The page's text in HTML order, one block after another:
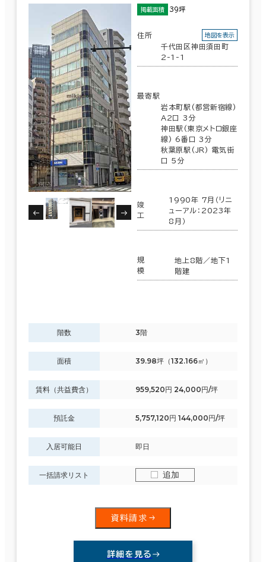
掲載面積 39坪
住所
千代田区神田須田町
2-1-1
地図を表示
最寄駅
岩本町駅(都営新宿線)
A2口 3分
神田駅(東京メトロ銀座
線) 6番口 3分
秋葉原駅(JR) 電気街
口 5分
竣
工
1990年 7月（リニ
ューアル：2023年
8月）
規
模
地上8階／地下1
階建
階数 3階
面積 39.98坪（132.166㎡）
賃料（共益費含） 959,520円 24,000円/坪
預託金 5,757,120円 144,000円/坪
入居可能日 即日
一括請求リスト 追加
資料請求
詳細を見る